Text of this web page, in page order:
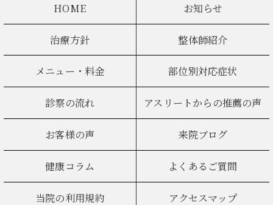
HOME お知らせ
治療方針 整体師紹介
メニュー・料金 部位別対応症状
診察の流れ アスリートからの推薦の声
お客様の声 来院ブログ
健康コラム よくあるご質問
当院の利用規約 アクセスマップ